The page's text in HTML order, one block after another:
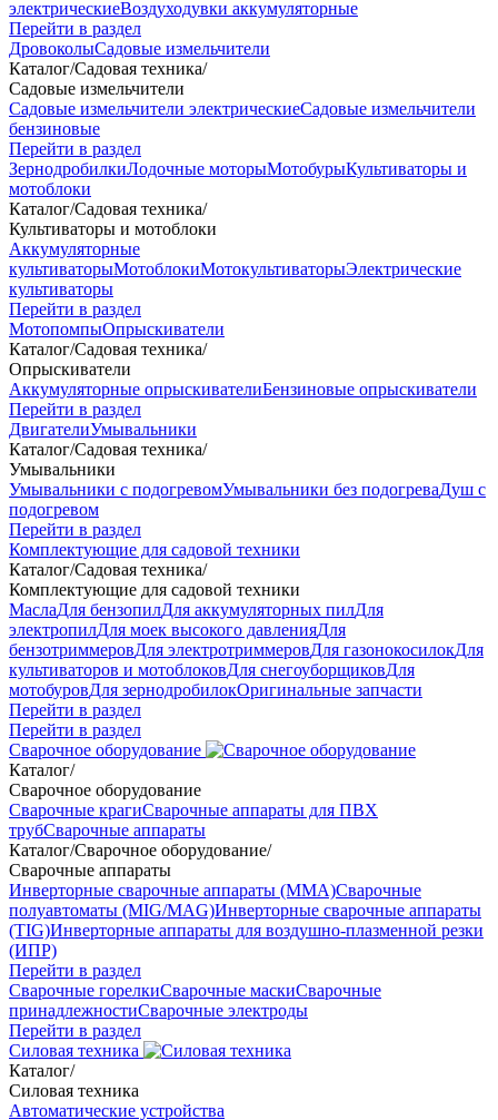
электрическиеВоздуходувки аккумуляторные
Перейти в раздел
ДровоколыСадовые измельчители
Каталог/Садовая техника/
Садовые измельчители
Садовые измельчители электрическиеСадовые измельчители
бензиновые
Перейти в раздел
ЗернодробилкиЛодочные моторыМотобурыКультиваторы и
мотоблоки
Каталог/Садовая техника/
Культиваторы и мотоблоки
Аккумуляторные
культиваторыМотоблокиМотокультиваторыЭлектрические
культиваторы
Перейти в раздел
МотопомпыОпрыскиватели
Каталог/Садовая техника/
Опрыскиватели
Аккумуляторные опрыскивателиБензиновые опрыскиватели
Перейти в раздел
ДвигателиУмывальники
Каталог/Садовая техника/
Умывальники
Умывальники с подогревомУмывальники без подогреваДуш с
подогревом
Перейти в раздел
Комплектующие для садовой техники
Каталог/Садовая техника/
Комплектующие для садовой техники
МаслаДля бензопилДля аккумуляторных пилДля
электропилДля моек высокого давленияДля
бензотриммеровДля электротриммеровДля газонокосилокДля
культиваторов и мотоблоковДля снегоуборщиковДля
мотобуровДля зернодробилокОригинальные запчасти
Перейти в раздел
Перейти в раздел
Сварочное оборудование
Каталог/
Сварочное оборудование
Сварочные крагиСварочные аппараты для ПВХ
трубСварочные аппараты
Каталог/Сварочное оборудование/
Сварочные аппараты
Инверторные сварочные аппараты (ММА)Сварочные
полуавтоматы (MIG/MAG)Инверторные сварочные аппараты
(TIG)Инверторные аппараты для воздушно-плазменной резки
(ИПР)
Перейти в раздел
Сварочные горелкиСварочные маскиСварочные
принадлежностиСварочные электроды
Перейти в раздел
Силовая техника
Каталог/
Силовая техника
Автоматические устройства